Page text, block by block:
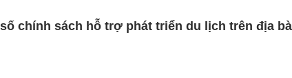
chính sách hỗ trợ phát triển du lịch trên địa